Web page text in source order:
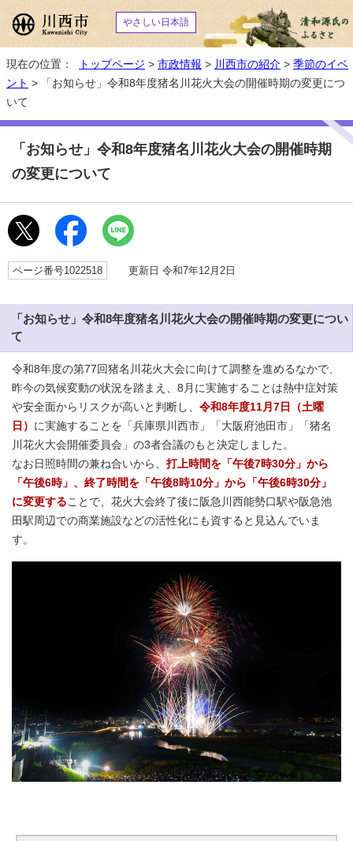
やさしい日本語
現在の位置： トップページ > 市政情報 > 川西市の紹介 > 季節のイベ
ント > 「お知らせ」令和8年度猪名川花火大会の開催時期の変更につ
いて
「お知らせ」令和8年度猪名川花火大会の開催時期
の変更について
ページ番号1022518 更新日 令和7年12月2日
「お知らせ」令和8年度猪名川花火大会の開催時期の変更につい
て
令和8年度の第77回猪名川花火大会に向けて調整を進めるなかで、
昨今の気候変動の状況を踏まえ、8月に実施することは熱中症対策
や安全面からリスクが高いと判断し、 令和8年度11月7日（土曜
日） に実施することを「兵庫県川西市」「大阪府池田市」「猪名
川花火大会開催委員会」の3者合議のもと決定しました。
なお日照時間の兼ね合いから、 打上時間を「午後7時30分」から
「午後6時」、終了時間を「午後8時10分」から「午後6時30分」
に変更することで、花火大会終了後に阪急川西能勢口駅や阪急池
田駅周辺での商業施設などの活性化にも資すると見込んでいま
す。